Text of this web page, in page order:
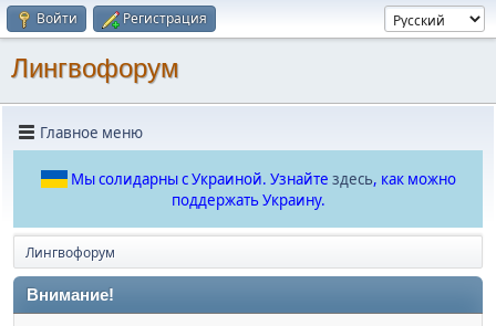
Войти Регистрация
Лингвофорум
Главное меню
Мы солидарны с Украиной. Узнайте здесь, как можно
поддержать Украину.
Лингвофорум
Внимание!